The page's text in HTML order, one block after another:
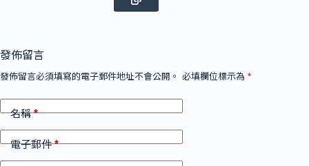
發佈留言
發佈留言必須填寫的電子郵件地址不會公開。 必填欄位標示為 *
名稱*
電子郵件*